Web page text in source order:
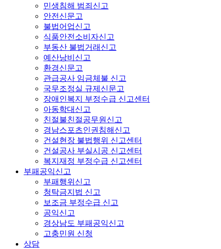
민생침해 범죄신고
안전신문고
불법어업신고
식품안전소비자신고
부동산 불법거래신고
예산낭비신고
환경신문고
관급공사 임금체불 신고
국무조정실 규제신문고
장애인복지 부정수급 신고센터
아동학대신고
친절불친절공무원신고
경남스포츠인권침해신고
건설현장 불법행위 신고센터
건설공사 부실시공 신고센터
복지재정 부정수급 신고센터
부패공익신고
부패행위신고
청탁금지법 신고
보조금 부정수급 신고
공익신고
경상남도 부패공익신고
고충민원 신청
상담